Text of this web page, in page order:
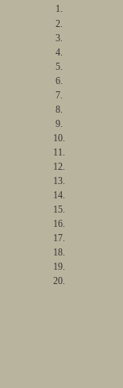
1.
2.
3.
4.
5.
6.
7.
8.
9.
10.
11.
12.
13.
14.
15.
16.
17.
18.
19.
20.